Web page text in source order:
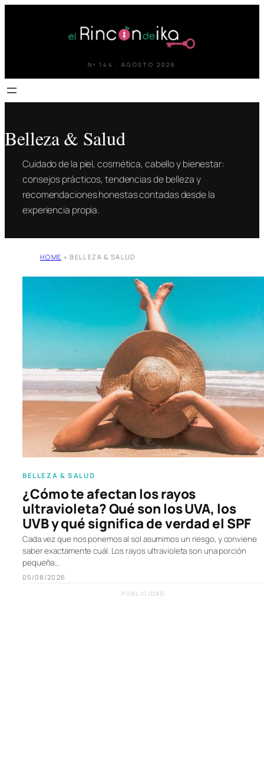
Nº 144 · AGOSTO 2026
Belleza & Salud
Cuidado de la piel, cosmética, cabello y bienestar:
consejos prácticos, tendencias de belleza y
recomendaciones honestas contadas desde la
experiencia propia.
HOME » BELLEZA & SALUD
BELLEZA & SALUD
¿Cómo te afectan los rayos
ultravioleta? Qué son los UVA, los
UVB y qué significa de verdad el SPF
Cada vez que nos ponemos al sol asumimos un riesgo, y conviene
saber exactamente cuál. Los rayos ultravioleta son una porción
pequeña…
05/08/2026
PUBLICIDAD